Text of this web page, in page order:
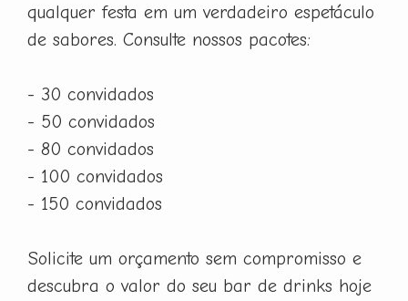
qualquer festa em um verdadeiro espetáculo
de sabores. Consulte nossos pacotes:
- 30 convidados
- 50 convidados
- 80 convidados
- 100 convidados
- 150 convidados
Solicite um orçamento sem compromisso e
descubra o valor do seu bar de drinks hoje